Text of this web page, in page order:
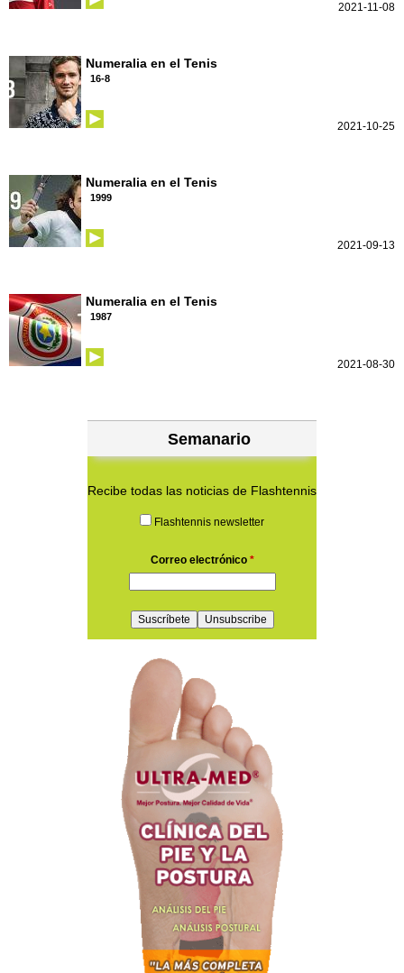
2021-11-08
Numeralia en el Tenis
16-8
2021-10-25
Numeralia en el Tenis
1999
2021-09-13
Numeralia en el Tenis
1987
2021-08-30
Semanario
Recibe todas las noticias de Flashtennis
Flashtennis newsletter
Correo electrónico *